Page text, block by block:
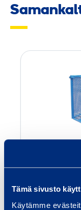
Tämä sivusto
Käytämme12,58 €